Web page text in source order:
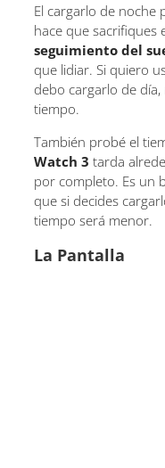
El cargarlo de noche
hace que sacrifiques
seguimiento del
que lidiar. Si quiero
debo cargarlo de
tiempo.
También probé el
Watch 3 tarda
por completo. Es un
que si decides
tiempo será menor.
La Pantalla